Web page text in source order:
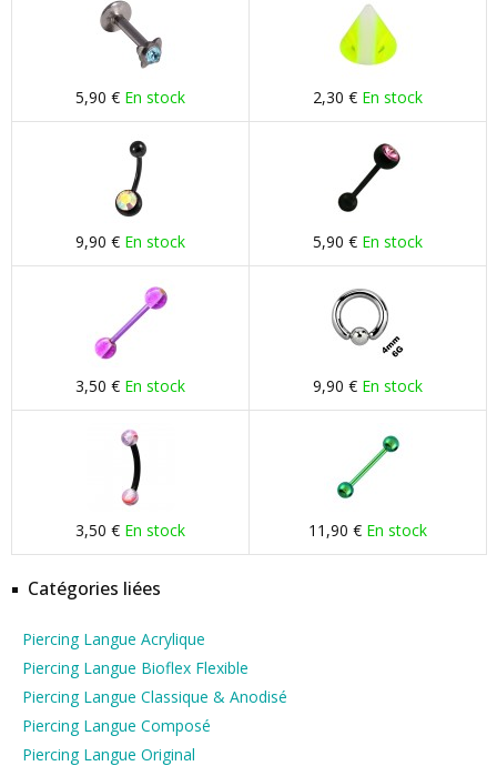
5,90 € En stock 2,30 € En stock
9,90 € En stock 5,90 € En stock
3,50 € En stock 9,90 € En stock
3,50 € En stock 11,90 € En stock
Catégories liées
Piercing Langue Acrylique
Piercing Langue Bioflex Flexible
Piercing Langue Classique & Anodisé
Piercing Langue Composé
Piercing Langue Original